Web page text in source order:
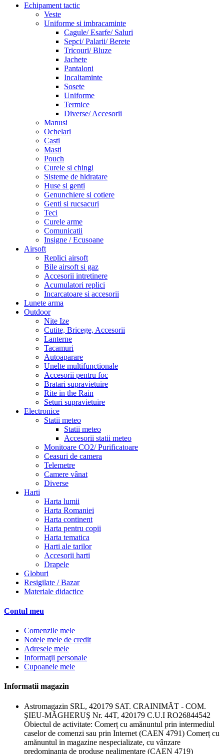
Echipament tactic
Veste
Uniforme si imbracaminte
Cagule/ Esarfe/ Saluri
Sepci/ Palarii/ Berete
Tricouri/ Bluze
Jachete
Pantaloni
Incaltaminte
Sosete
Uniforme
Termice
Diverse/ Accesorii
Manusi
Ochelari
Casti
Masti
Pouch
Curele si chingi
Sisteme de hidratare
Huse si genti
Genunchiere si cotiere
Genti si rucsacuri
Teci
Curele arme
Comunicatii
Insigne / Ecusoane
Airsoft
Replici airsoft
Bile airsoft si gaz
Accesorii intretinere
Acumulatori replici
Incarcatoare si accesorii
Lunete arma
Outdoor
Nite Ize
Cutite, Bricege, Accesorii
Lanterne
Tacamuri
Autoaparare
Unelte multifunctionale
Accesorii pentru foc
Bratari supravietuire
Rite in the Rain
Seturi supravietuire
Electronice
Statii meteo
Statii meteo
Accesorii statii meteo
Monitoare CO2/ Purificatoare
Ceasuri de camera
Telemetre
Camere vânat
Diverse
Harti
Harta lumii
Harta Romaniei
Harta continent
Harta pentru copii
Harta tematica
Harti ale tarilor
Accesorii harti
Drapele
Globuri
Resigilate / Bazar
Materiale didactice
Contul meu
Comenzile mele
Notele mele de credit
Adresele mele
Informaţii personale
Cupoanele mele
Informatii magazin
Astromagazin SRL, 420179 SAT. CRAINIMĂT - COM.
ŞIEU-MĂGHERUŞ Nr. 44T, 420179 C.U.I RO26844542
Obiectul de activitate: Comerț cu amănuntul prin intermediul
caselor de comenzi sau prin Internet (CAEN 4791) Comerț cu
amănuntul in magazine nespecializate, cu vânzare
predominanta de produse nealimentare (CAEN 4719)